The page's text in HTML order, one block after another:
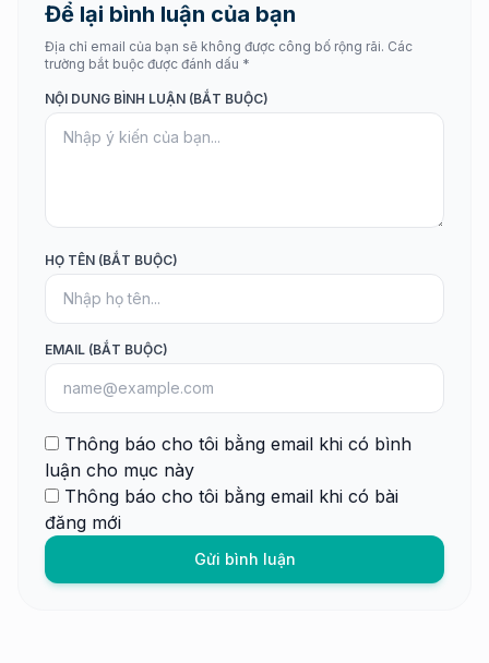
Để lại bình luận của bạn
Địa chỉ email của bạn sẽ không được công bố rộng rãi. Các
trường bắt buộc được đánh dấu *
NỘI DUNG BÌNH LUẬN (BẮT BUỘC)
HỌ TÊN (BẮT BUỘC)
EMAIL (BẮT BUỘC)
Thông báo cho tôi bằng email khi có bình
luận cho mục này
Thông báo cho tôi bằng email khi có bài
đăng mới
Gửi bình luận